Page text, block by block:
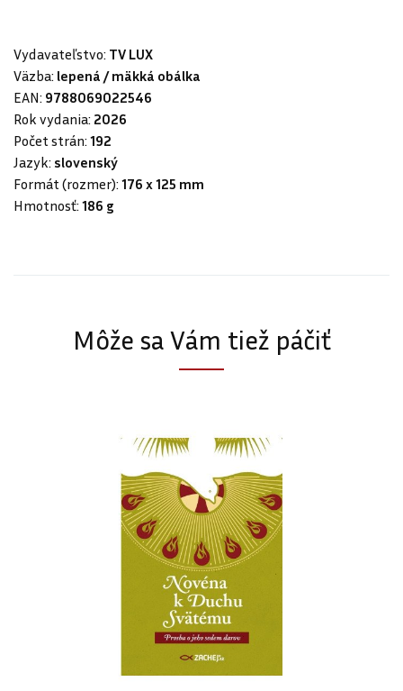
Vydavateľstvo: TV LUX
Väzba: lepená / mäkká obálka
EAN: 9788069022546
Rok vydania: 2026
Počet strán: 192
Jazyk: slovenský
Formát (rozmer): 176 x 125 mm
Hmotnosť: 186 g
Môže sa Vám tiež páčiť